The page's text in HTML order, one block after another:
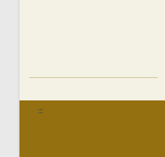
:::